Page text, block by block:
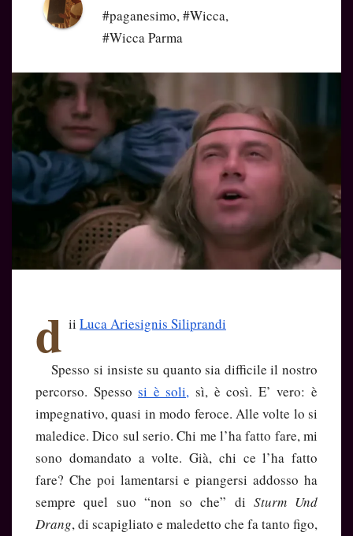
#paganesimo,#Wicca,
#Wicca Parma
d ii Luca Ariesignis Siliprandi
Spesso si insiste su quanto sia difficile il nostro
percorso. Spessosi è soli, sì, è così. E’ vero: è
impegnativo, quasi in modo feroce. Alle volte lo si
maledice. Dico sul serio. Chi me l’ha fatto fare, mi
sono domandato a volte. Già, chi ce l’ha fatto
fare? Che poi lamentarsi e piangersi addosso ha
sempre quel suo “non so che” di Sturm Und
Drang, di scapigliato e maledetto che fa tanto figo,